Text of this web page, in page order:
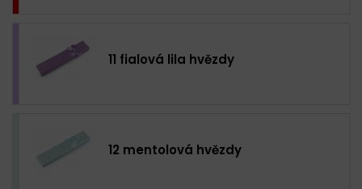
11 fialová lila hvězdy
12 mentolová hvězdy